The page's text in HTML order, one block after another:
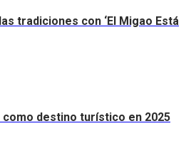
tradiciones con ‘El Migao Está
destino turístico en 2025